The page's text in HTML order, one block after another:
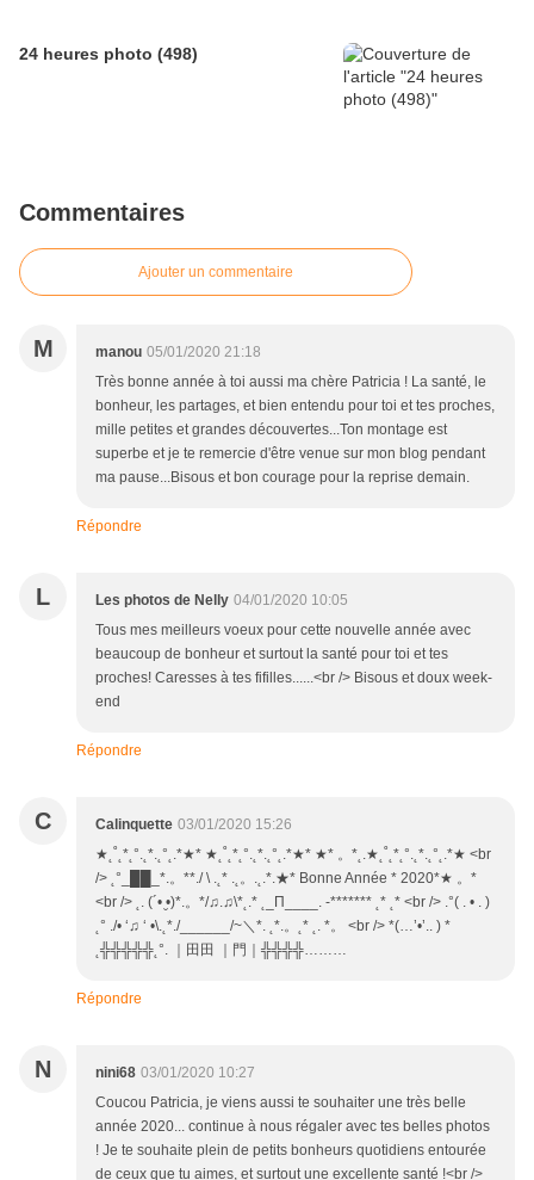
24 heures photo (498)
Commentaires
Ajouter un commentaire
M manou 05/01/2020 21:18
Très bonne année à toi aussi ma chère Patricia ! La santé, le
bonheur, les partages, et bien entendu pour toi et tes proches,
mille petites et grandes découvertes...Ton montage est
superbe et je te remercie d'être venue sur mon blog pendant
ma pause...Bisous et bon courage pour la reprise demain.
Répondre
L Les photos de Nelly 04/01/2020 10:05
Tous mes meilleurs voeux pour cette nouvelle année avec
beaucoup de bonheur et surtout la santé pour toi et tes
proches! Caresses à tes fifilles......<br /> Bisous et doux week-
end
Répondre
C Calinquette 03/01/2020 15:26
★˛˚˛*˛°.˛*.˛°˛.*★* ★˛˚˛*˛°.˛*.˛°˛.*★* ★* 。*˛.★˛˚˛*˛°.˛*.˛°˛.*★ <br
/> ˛°_██_*.。**./ \ .˛* .˛。.˛.*.★* Bonne Année * 2020*★ 。*
<br /> ˛. (´• ̮•)*.。*/♫.♫\*˛.* ˛_Π____. -******* ˛* ˛* <br /> .°( . • . )
˛° ./• ‘♫ ‘ •\.˛*./______/~＼*. ˛*.。˛* ˛. *。 <br /> *(…’•’.. ) *
˛╬╬╬╬╬˛°. ｜田田 ｜門｜╬╬╬╬………
Répondre
N nini68 03/01/2020 10:27
Coucou Patricia, je viens aussi te souhaiter une très belle
année 2020... continue à nous régaler avec tes belles photos
! Je te souhaite plein de petits bonheurs quotidiens entourée
de ceux que tu aimes, et surtout une excellente santé !<br />